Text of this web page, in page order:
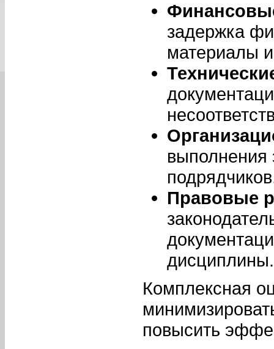
задержка
материалы
выполнения
Правовые
дисциплины.
Комплексная
повысить